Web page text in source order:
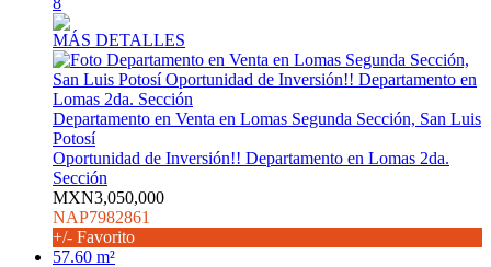
MÁS DETALLES
Departamento en Venta en Lomas Segunda Sección, San Luis
Potosí
Oportunidad de Inversión!! Departamento en Lomas 2da.
Sección
MXN3,050,000
NAP7982861
+/- Favorito
57.60 m²